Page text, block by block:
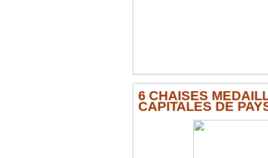
6 CHAISES
CAPITALES DE